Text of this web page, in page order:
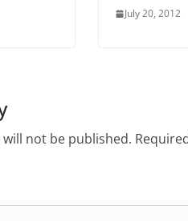
July 20, 2012
not be published.